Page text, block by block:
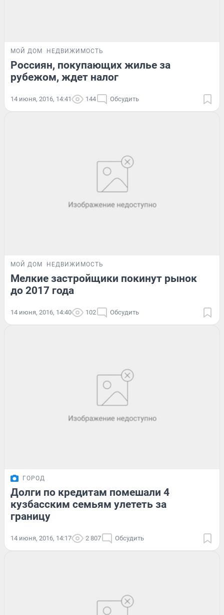
МОЙ ДОМ НЕДВИЖИМОСТЬ
Россиян, покупающих жилье за
рубежом, ждет налог
14 июня, 2016, 14:41 144 Обсудить
МОЙ ДОМ НЕДВИЖИМОСТЬ
Мелкие застройщики покинут рынок
до 2017 года
14 июня, 2016, 14:40 102 Обсудить
ГОРОД
Долги по кредитам помешали 4
кузбасским семьям улететь за
границу
14 июня, 2016, 14:17 2 807 Обсудить